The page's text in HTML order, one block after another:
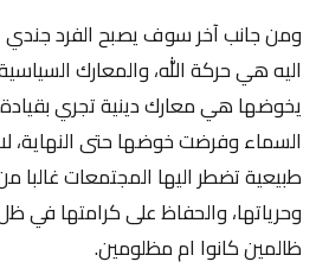
ومن جانب آخر سوف يصبح الفرد جندي
اليه هي حركة الله، والمعارك
يخوضها هي معارك دينية تجري بقيادة
السماء وفرضت خوضها حتى النهاية،
طبيعية تضطر اليها المجتمعات غالبا
وحرياتها، والحفاظ على كرامتها في
ظالمين كانوا ام مظلومين.